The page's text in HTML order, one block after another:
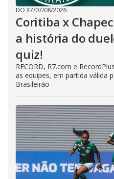
DO R7/07/08/2026
Coritiba x
a história do
quiz!
RECORD, R7.com e
as equipes, em partida válida
Brasileirão